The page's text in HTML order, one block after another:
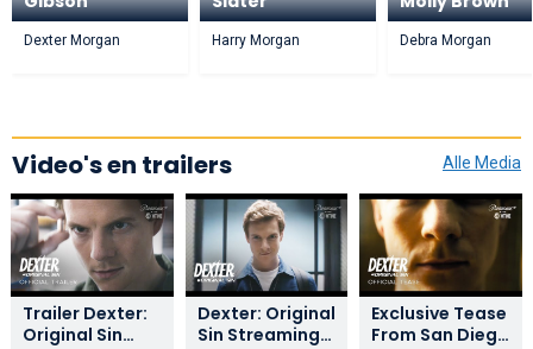
Dexter Morgan Harry Morgan Debra Morgan
Video's en trailers Alle Media
Trailer Dexter:
Original Sin
Dexter: Original
Sin Streaming
Exclusive Tease
From San Diego